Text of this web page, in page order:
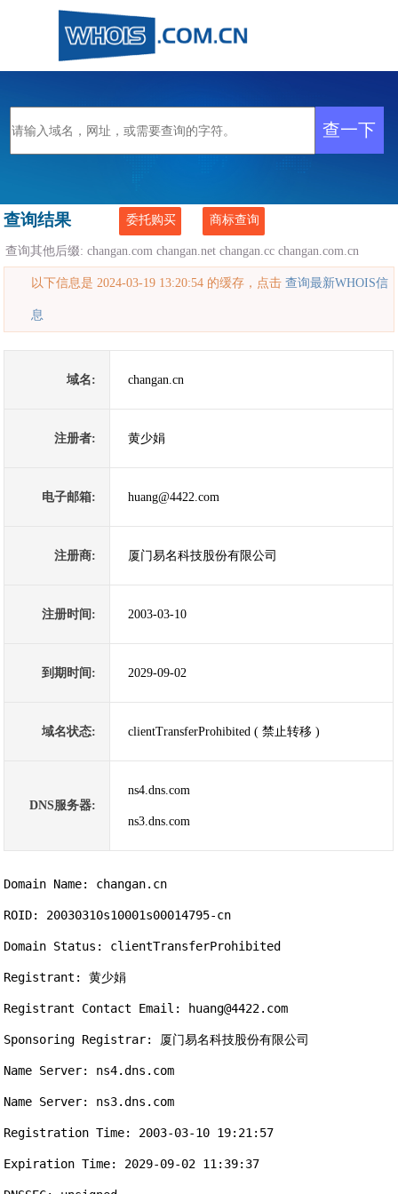
查询结果 委托购买 商标查询
查询其他后缀:changan.com changan.net changan.cc changan.com.cn
以下信息是 2024-03-19 13:20:54 的缓存，点击查询最新WHOIS信
息
域名: changan.cn
注册者: 黄少娟
电子邮箱: huang@4422.com
注册商: 厦门易名科技股份有限公司
注册时间: 2003-03-10
到期时间: 2029-09-02
域名状态: clientTransferProhibited ( 禁止转移 )
DNS服务器:
ns4.dns.com
ns3.dns.com
Domain Name: changan.cn
ROID: 20030310s10001s00014795-cn
Domain Status: clientTransferProhibited
Registrant: 黄少娟
Registrant Contact Email: huang@4422.com
Sponsoring Registrar: 厦门易名科技股份有限公司
Name Server: ns4.dns.com
Name Server: ns3.dns.com
Registration Time: 2003-03-10 19:21:57
Expiration Time: 2029-09-02 11:39:37